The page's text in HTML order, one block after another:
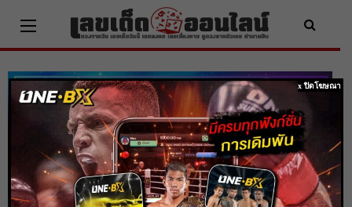
content
x ปิดโฆษณา